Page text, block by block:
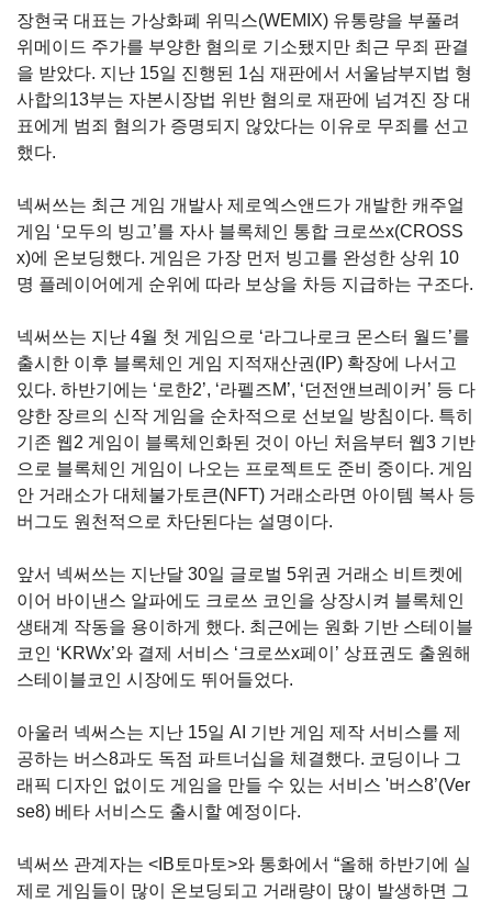
장현국 대표는 가상화폐 위믹스(WEMIX) 유통량을 부풀려
위메이드 주가를 부양한 혐의로 기소됐지만 최근 무죄 판결
을 받았다. 지난 15일 진행된 1심 재판에서 서울남부지법 형
사합의 13부는 자본시장법 위반 혐의로 재판에 넘겨진 장 대
표에게 범죄 혐의가 증명되지 않았다는 이유로 무죄를 선고
했다.
넥써쓰는 최근 게임 개발사 제로엑스앤드가 개발한 캐주얼
게임 ‘ 모두의 빙고’를 자사 블록체인 통합 크로쓰x(CROSS
x)에 온보딩했다. 게임은 가장 먼저 빙고를 완성한 상위 10
명 플레이어에게 순위에 따라 보상을 차등 지급하는 구조다.
넥써쓰는 지난 4월 첫 게임으로 ‘라그나로크 몬스터 월드’를
출시한 이후 블록체인 게임 지적재산권 (IP) 확장에 나서고
있다. 하반기에는 ‘ 로한2’, ‘라펠즈M’, ‘던전앤브레이커 ’ 등 다
양한 장르의 신작 게임을 순차적으로 선보일 방침이다. 특히
기존 웹2 게임이 블록체인화된 것이 아닌 처음부터 웹3 기반
으로 블록체인 게임이 나오는 프로젝트도 준비 중이다. 게임
안 거래소가 대체불가토큰(NFT) 거래소라면 아이템 복사 등
버그도 원천적으로 차단된다는 설명이다.
앞서 넥써쓰는 지난달 30일 글로벌 5위권 거래소 비트켓에
이어 바이낸스 알파에도 크로쓰 코인을 상장시켜 블록체인
생태계 작동을 용이하게 했다. 최근에는 원화 기반 스테이블
코인 ‘KRWx’와 결제 서비스 ‘크로쓰x페이 ’ 상표권도 출원해
스테이블코인 시장에도 뛰어들었다.
아울러 넥써스는 지난 15일 AI 기반 게임 제작 서비스를 제
공하는 버스8과도 독점 파트너십을 체결했다. 코딩이나 그
래픽 디자인 없이도 게임을 만들 수 있는 서비스 '버스8’(Ver
se8) 베타 서비스도 출시할 예정이다.
넥써쓰 관계자는 <IB 토마토>와 통화에서 “올해 하반기에 실
제로 게임들이 많이 온보딩되고 거래량이 많이 발생하면 그